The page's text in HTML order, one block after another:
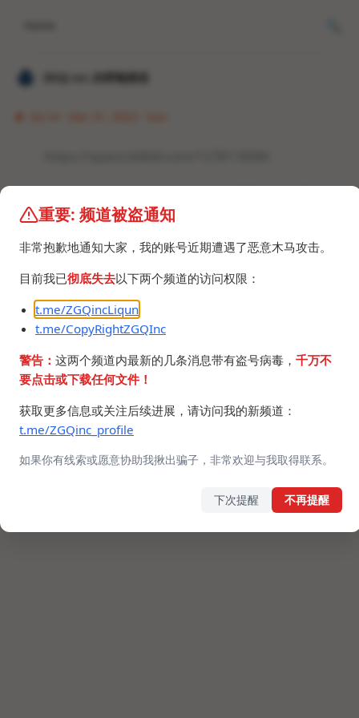
𝐙𝐆𝐐 ɪɴᴄ.的唠嗑频道
这种教程。
重要: 频道被盗通知
非常抱歉地通知大家，我的账号近期遭遇了恶意木马攻击。
目前我已彻底失去以下两个频道的访问权限：
t.me/ZGQincLiqun
t.me/CopyRightZGQInc
警告： 这两个频道内最新的几条消息带有盗号病毒， 千万不
要点击或下载任何文件！
获取更多信息或关注后续进展，请访问我的新频道：
t.me/ZGQinc_profile
如果你有线索或愿意协助我揪出骗子，非常欢迎与我取得联系。
下次提醒 不再提醒